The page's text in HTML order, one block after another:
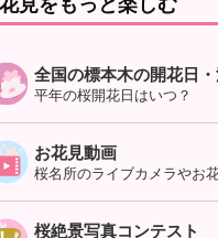
見をもっと楽しむ
全国の標本木の開花日・
平年の桜開花日はいつ？
お花見動画
桜名所のライブカメラやお
桜絶景写真コンテスト